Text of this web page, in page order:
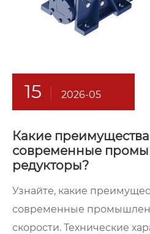
15 2026-05
Какие
современные
редукторы?
Узнайте, какие
современные
скорости. Технические